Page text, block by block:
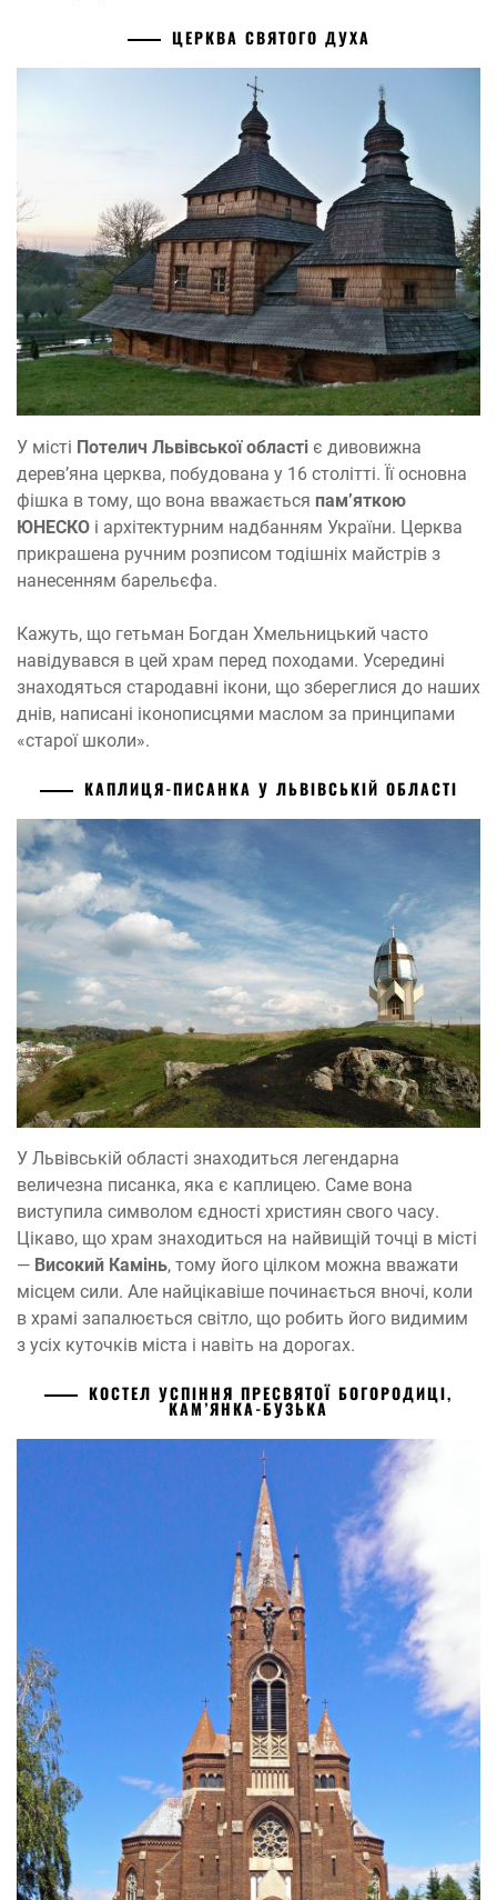
ЦЕРКВА СВЯТОГО ДУХА
У місті Потелич Львівської області є дивовижна
дерев’яна церква, побудована у 16 столітті. Її основна
фішка в тому, що вона вважається пам’яткою
ЮНЕСКО і архітектурним надбанням України. Церква
прикрашена ручним розписом тодішніх майстрів з
нанесенням барельєфа.
Кажуть, що гетьман Богдан Хмельницький часто
навідувався в цей храм перед походами. Усередині
знаходяться стародавні ікони, що збереглися до наших
днів, написані іконописцями маслом за принципами
«старої школи».
КАПЛИЦЯ-ПИСАНКА У ЛЬВІВСЬКІЙ ОБЛАСТІ
У Львівській області знаходиться легендарна
величезна писанка, яка є каплицею. Саме вона
виступила символом єдності християн свого часу.
Цікаво, що храм знаходиться на найвищій точці в місті
— Високий Камінь, тому його цілком можна вважати
місцем сили. Але найцікавіше починається вночі, коли
в храмі запалюється світло, що робить його видимим
з усіх куточків міста і навіть на дорогах.
КОСТЕЛ УСПІННЯ ПРЕСВЯТОЇ БОГОРОДИЦІ,
КАМ’ЯНКА-БУЗЬКА